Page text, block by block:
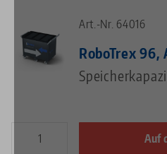
Art.-Nr. 64016
RoboTrex
Auf